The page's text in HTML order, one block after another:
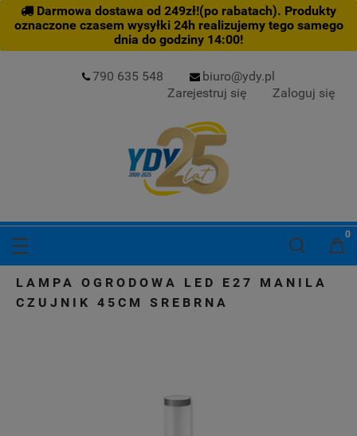
Darmowa dostawa od 249zł!(po rabatach). Produkty
oznaczone czasem wysyłki 24h realizujemy tego samego
dnia do godziny 14:00!
790 635 548
biuro@ydy.pl
Zarejestruj się
Zaloguj się
LAMPA OGRODOWA LED E27 MANILA
CZUJNIK 45CM SREBRNA